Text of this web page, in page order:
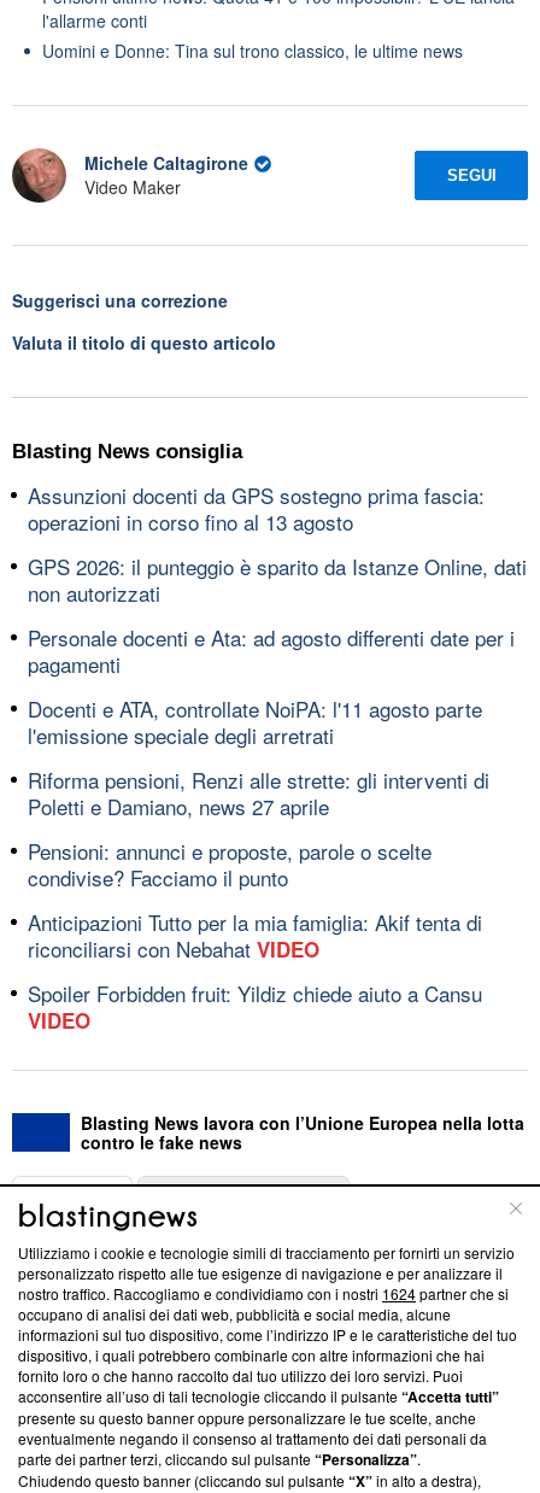
l'allarme conti
Uomini e Donne: Tina sul trono classico, le ultime news
Michele Caltagirone
Video Maker
SEGUI
Suggerisci una correzione
Valuta il titolo di questo articolo
Blasting News consiglia
Assunzioni docenti da GPS sostegno prima fascia:
operazioni in corso fino al 13 agosto
GPS 2026: il punteggio è sparito da Istanze Online, dati
non autorizzati
Personale docenti e Ata: ad agosto differenti date per i
pagamenti
Docenti e ATA, controllate NoiPA: l'11 agosto parte
l'emissione speciale degli arretrati
Riforma pensioni, Renzi alle strette: gli interventi di
Poletti e Damiano, news 27 aprile
Pensioni: annunci e proposte, parole o scelte
condivise? Facciamo il punto
Anticipazioni Tutto per la mia famiglia: Akif tenta di
riconciliarsi con Nebahat VIDEO
Spoiler Forbidden fruit: Yildiz chiede aiuto a Cansu
VIDEO
Blasting News lavora con l’Unione Europea nella lotta
contro le fake news
ABOUT
Questa sezione offre informazioni trasparenti su Blasting
News, sui nostri processi editoriali e su come ci impegniamo a
creare news di qualità. Inoltre, afferma la nostra aderenza a
‘Trust Project - News with Integrity’Blasting News non è
ancora membro del programma, ma ha richiesto di farne
parte; Trust Project non ha ancora effettuato una verifica di
conformità agli standard.
Su di noi
Utilizziamo i cookie e tecnologie simili di tracciamento per fornirti un servizio
personalizzato rispetto alle tue esigenze di navigazione e per analizzare il
nostro traffico. Raccogliamo e condividiamo con i nostri 1624partner che si
occupano di analisi dei dati web, pubblicità e social media, alcune
informazioni sul tuo dispositivo, come l’indirizzo IP e le caratteristiche del tuo
dispositivo, i quali potrebbero combinarle con altre informazioni che hai
fornito loro o che hanno raccolto dal tuo utilizzo dei loro servizi. Puoi
acconsentire all’uso di tali tecnologie cliccando il pulsante“Accetta tutti”
presente su questo banner oppure personalizzare le tue scelte, anche
eventualmente negando il consenso al trattamento dei dati personali da
parte dei partner terzi, cliccando sul pulsante“Personalizza”.
Chiudendo questo banner (cliccando sul pulsante“X”in alto a destra),